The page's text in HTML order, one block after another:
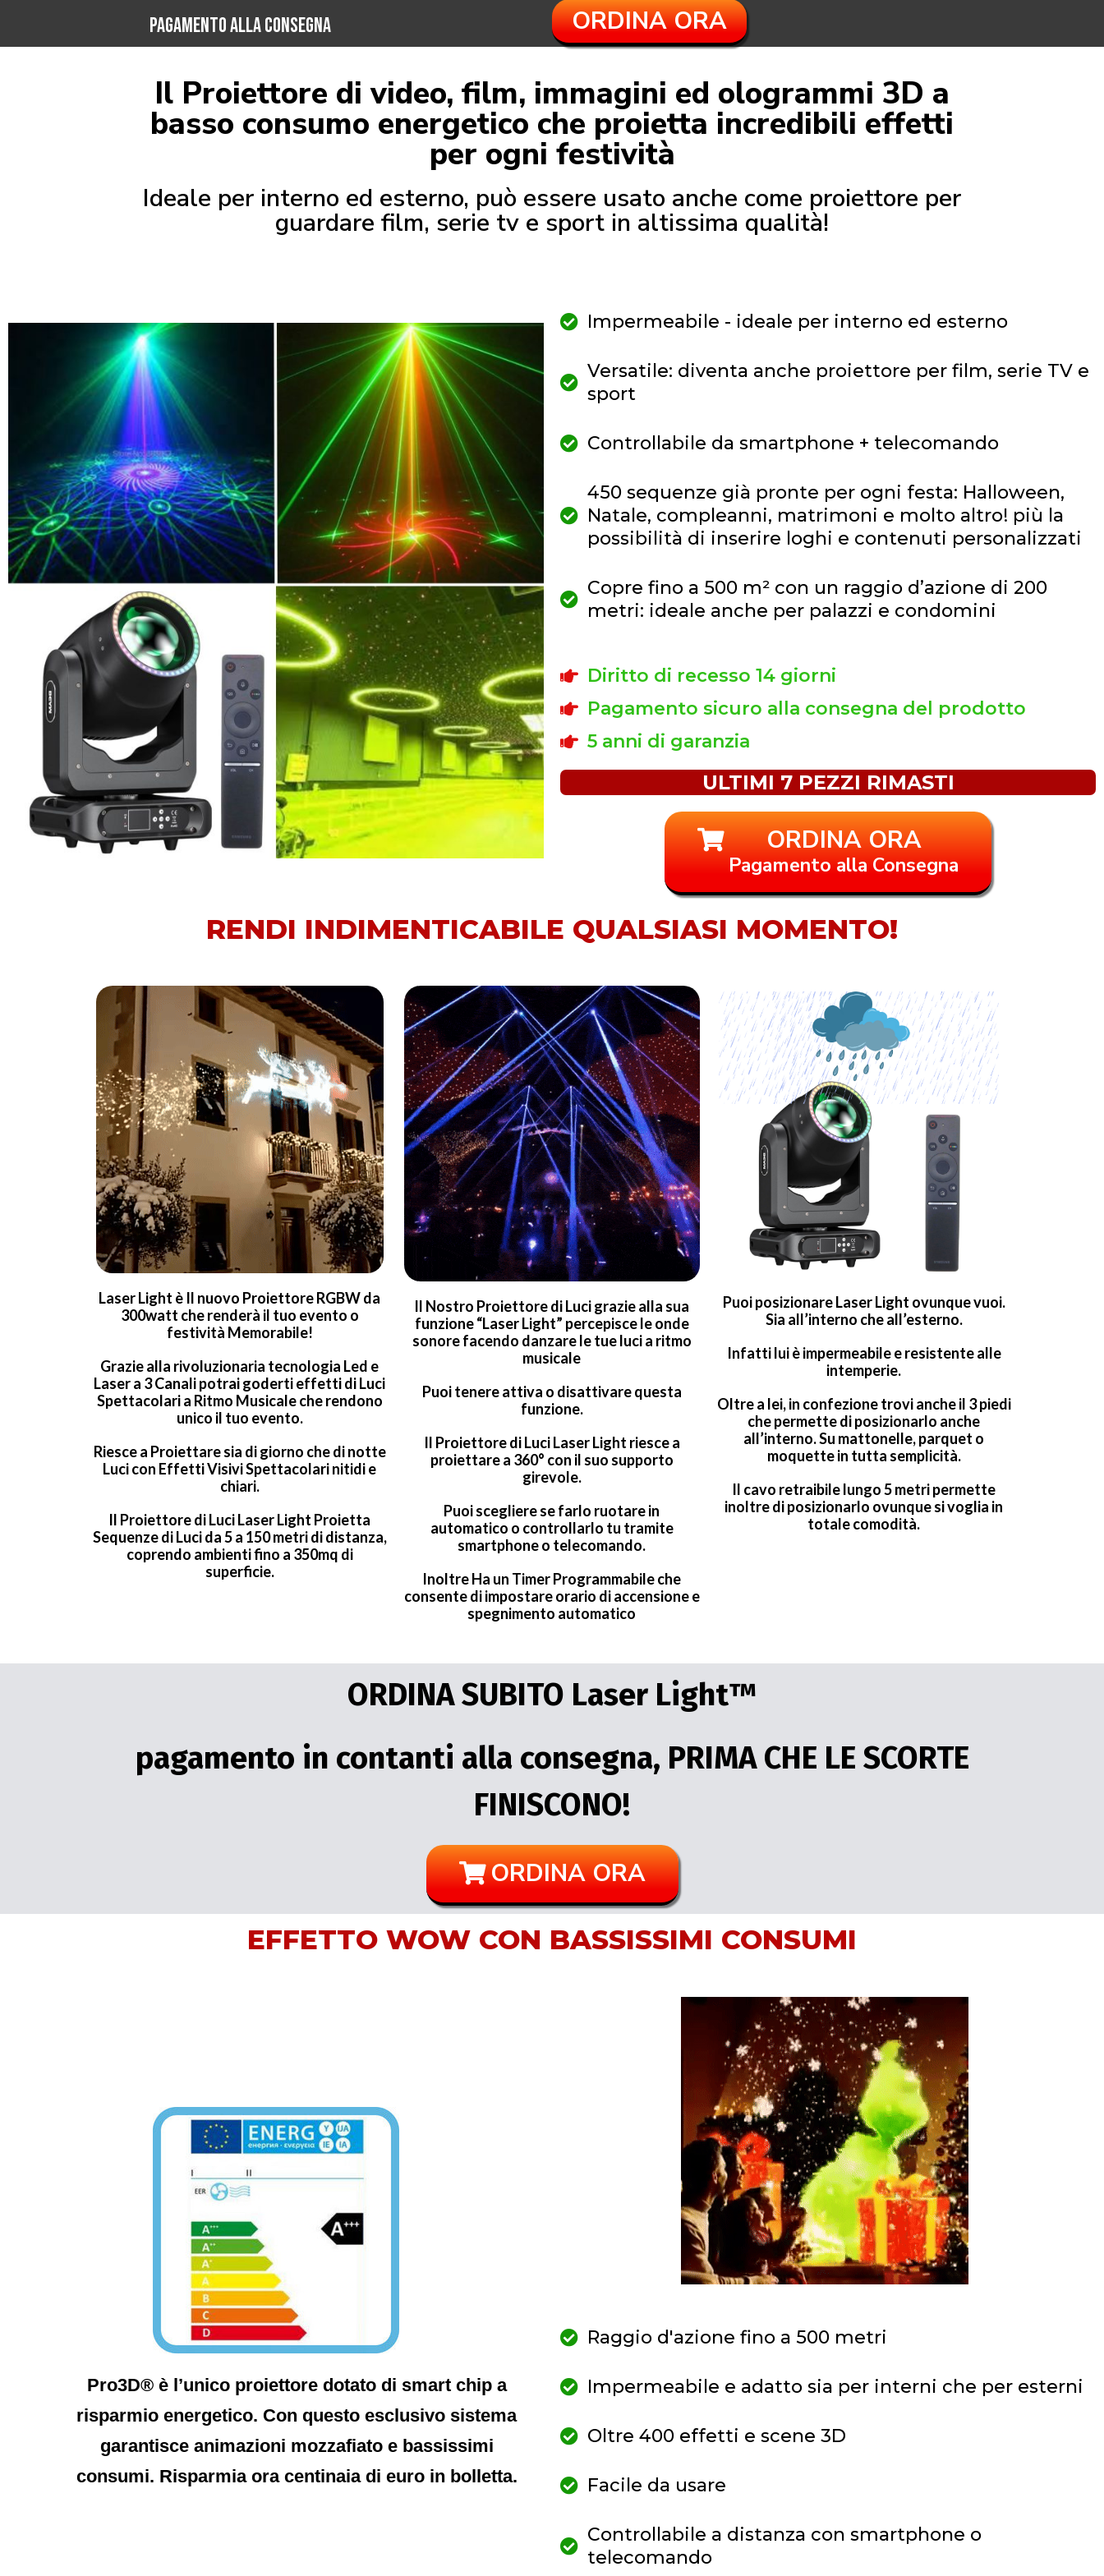
PAGAMENTO ALLA CONSEGNA ORDINA ORA
Il Proiettore di video, film, immagini ed ologrammi 3D a
basso consumo energetico che proietta incredibili effetti
per ogni festività
Ideale per interno ed esterno, può essere usato anche come proiettore per
guardare film, serie tv e sport in altissima qualità!
Impermeabile - ideale per interno ed esterno
Versatile: diventa anche proiettore per film, serie TV e
sport
Controllabile da smartphone + telecomando
450 sequenze già pronte per ogni festa: Halloween,
Natale, compleanni, matrimoni e molto altro! più la
possibilità di inserire loghi e contenuti personalizzati
Copre fino a 500 m² con un raggio d’azione di 200
metri: ideale anche per palazzi e condomini
Diritto di recesso 14 giorni
Pagamento sicuro alla consegna del prodotto
5 anni di garanzia
ULTIMI 7 PEZZI RIMASTI
ORDINA ORA
Pagamento alla Consegna
RENDI INDIMENTICABILE QUALSIASI MOMENTO!
Laser Light è Il nuovo Proiettore RGBW da
300watt che renderà il tuo evento o
festività Memorabile!
Grazie alla rivoluzionaria tecnologia Led e
Laser a 3 Canali potrai goderti effetti di Luci
Spettacolari a Ritmo Musicale che rendono
unico il tuo evento.
Riesce a Proiettare sia di giorno che di notte
Luci con Effetti Visivi Spettacolari nitidi e
chiari.
Il Proiettore di LuciLaser Light Proietta
Sequenze di Luci da 5 a 150 metri di distanza,
coprendo ambienti fino a 350mq di
superficie.
Il Nostro Proiettore di Luci grazie alla sua
funzione “Laser Light” percepisce le onde
sonore facendo danzare le tue luci a ritmo
musicale
Puoi tenere attiva o disattivare questa
funzione.
Il Proiettore di LuciLaser Light riesce a
proiettare a 360° con il suo supporto
girevole.
Puoi scegliere se farlo ruotare in
automatico o controllarlo tu tramite
smartphone o telecomando.
Inoltre Ha un Timer Programmabile che
consente di impostare orario di accensione e
spegnimento automatico
Puoi posizionareLaser Light ovunque vuoi.
Sia all’interno che all’esterno.
Infatti lui è impermeabile e resistente alle
intemperie.
Oltre a lei, in confezione trovi anche il 3 piedi
che permette di posizionarlo anche
all’interno. Su mattonelle, parquet o
moquette in tutta semplicità.
Il cavo retraibile lungo 5 metri permette
inoltre di posizionarlo ovunque si voglia in
totale comodità.
ORDINA SUBITO Laser Light™️
pagamento in contanti alla consegna, PRIMA CHE LE SCORTE
FINISCONO!
ORDINA ORA
EFFETTO WOW CON BASSISSIMI CONSUMI
Pro3D® è l’unico proiettore dotato di smart chip a
risparmio energetico. Con questo esclusivo sistema
garantisce animazioni mozzafiato e bassissimi
consumi. Risparmia ora centinaia di euro in bolletta.
Raggio d'azione fino a 500 metri
Impermeabile e adatto sia per interni che per esterni
Oltre 400 effetti e scene 3D
Facile da usare
Controllabile a distanza con smartphone o
telecomando